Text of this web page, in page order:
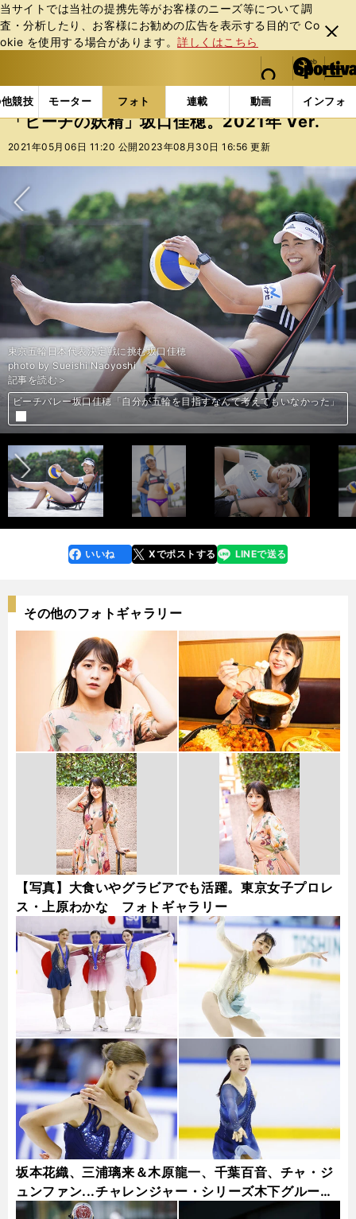
当サイトでは当社の提携先等がお客様のニーズ等について調
査・分析したり、お客様にお勧めの広告を表⽰する⽬的で Co
okie を使⽤する場合があります。詳しくはこちら
閉じ
る
web Sportiva (webスポルティーバ)
検索
マイペ
ー
ジ
メニュ
競技 モーター フォト 連載 動画 インフォ
b
ス
ポ
ル
ー
バ
フォトギャラリー スポーツビーナスギャラリー 「
「ビーチの妖精」坂口佳穂。2021年 Ver.
2021年05月06日 11:20 公開 2023年08月30日 16:56 更新
東京五輪日本代表決定戦に挑む坂口佳穂
photo by Sueishi Naoyoshi
記事を読む＞
ビーチバレー坂口佳穂「自分が五輪を目指すなんて考えてもいなかった」
ビーチの妖精・坂口佳穂がハマッた料理、本、そして意外なスポーツとは
ビーチバレー坂口佳穂「自分が五輪を目指すなんて考えてもいなかった」
ビーチの妖精・坂口佳穂がハマッた料理、本、そして意外なスポーツとは
ビーチバレー坂口佳穂「自分が五輪を目指すなんて考えてもいなかった」
前へ
faceboo
k
いいね Xでポストする
line LINEで送る
その他のフォトギャラリー
【写真】大食いやグラビアでも活躍。東京女子プロレ
ス・上原わかな フォトギャラリー
坂本花織、三浦璃来＆木原龍一、千葉百音、チャ・ジ
ュンファン...チャレンジャー・シリーズ木下グループ
杯フォトギャラリー